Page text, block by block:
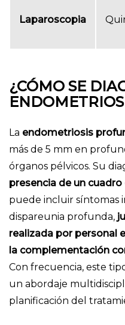
Laparoscopia
¿CÓMO SE
La endometriosis
más de 5 mm en
órganos pélvicos. Su
presencia de un
puede incluir síntomas
dispareunia profunda,
realizada por personal
la complementación
Con frecuencia, este
un abordaje
planificación del